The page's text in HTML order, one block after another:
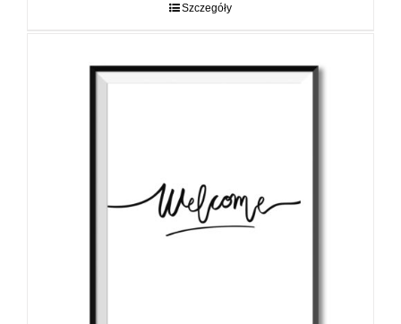
Szczegóły